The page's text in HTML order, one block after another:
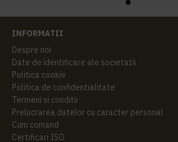
INFORMATII
Despre noi
Date de identificare ale societatii
Politica cookie
Politica de confidentialitate
Termeni si conditii
Prelucrarea datelor cu caracter personal
Cum comand
Certificari ISO